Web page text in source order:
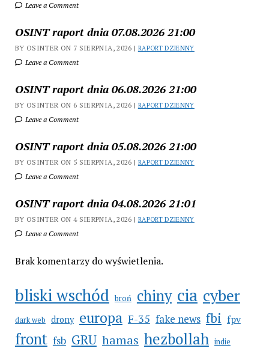
Leave a Comment
OSINT raport dnia 07.08.2026 21:00
BY OSINTER ON 7 SIERPNIA, 2026 | RAPORT DZIENNY
Leave a Comment
OSINT raport dnia 06.08.2026 21:00
BY OSINTER ON 6 SIERPNIA, 2026 | RAPORT DZIENNY
Leave a Comment
OSINT raport dnia 05.08.2026 21:00
BY OSINTER ON 5 SIERPNIA, 2026 | RAPORT DZIENNY
Leave a Comment
OSINT raport dnia 04.08.2026 21:01
BY OSINTER ON 4 SIERPNIA, 2026 | RAPORT DZIENNY
Leave a Comment
Brak komentarzy do wyświetlenia.
bliski wschód broń chiny cia cyber
dark web drony europa F-35 fake news fbi fpv
front fsb GRU hamas hezbollah indie